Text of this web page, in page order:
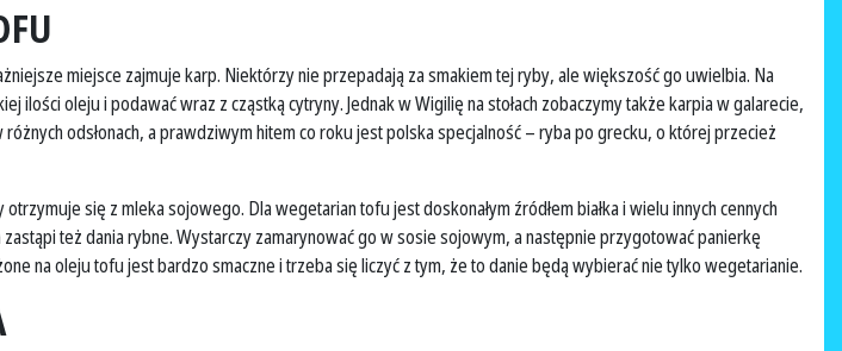
miejsce zajmuje karp. Niektórzy nie przepadają za smakiem tej ryby, ale większość go uwielbia. Na
oleju i podawać wraz z cząstką cytryny. Jednak w Wigilię na stołach zobaczymy także karpia w galarecie,
odsłonach, a prawdziwym hitem co roku jest polska specjalność – ryba po grecku, o której przecież
się z mleka sojowego. Dla wegetarian tofu jest doskonałym źródłem białka i wielu innych cennych
też dania rybne. Wystarczy zamarynować go w sosie sojowym, a następnie przygotować panierkę
na oleju tofu jest bardzo smaczne i trzeba się liczyć z tym, że to danie będą wybierać nie tylko wegetarianie.